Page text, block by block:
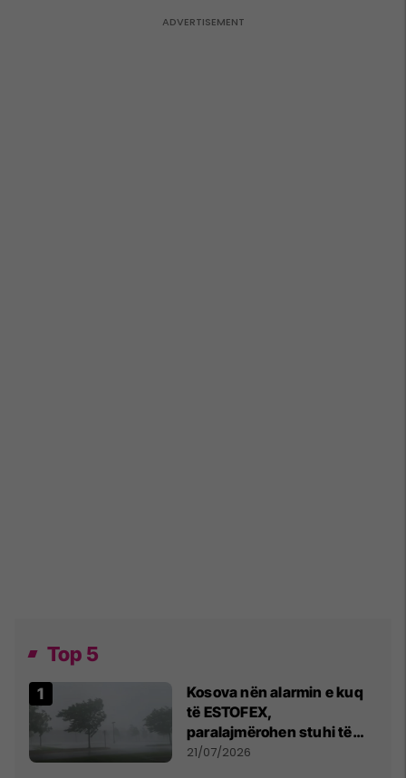
Top 5
Kosova nën alarmin e kuq
të ESTOFEX,
paralajmërohen stuhi të
fuqishme me breshër dhe
21/07/2026